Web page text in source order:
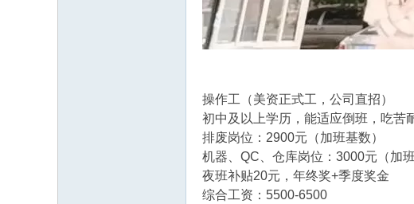
操作工（美资正式工，公司直招）
初中及以上学历，能适应倒班，吃苦
排废岗位：2900元（加班基数）
机器、QC、仓库岗位：3000元（加班
夜班补贴20元，年终奖+季度奖金
综合工资：5500-6500